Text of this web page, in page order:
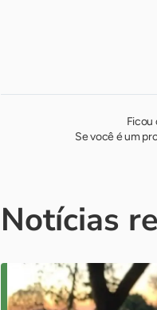
Ficou
Se você é um
Notícias